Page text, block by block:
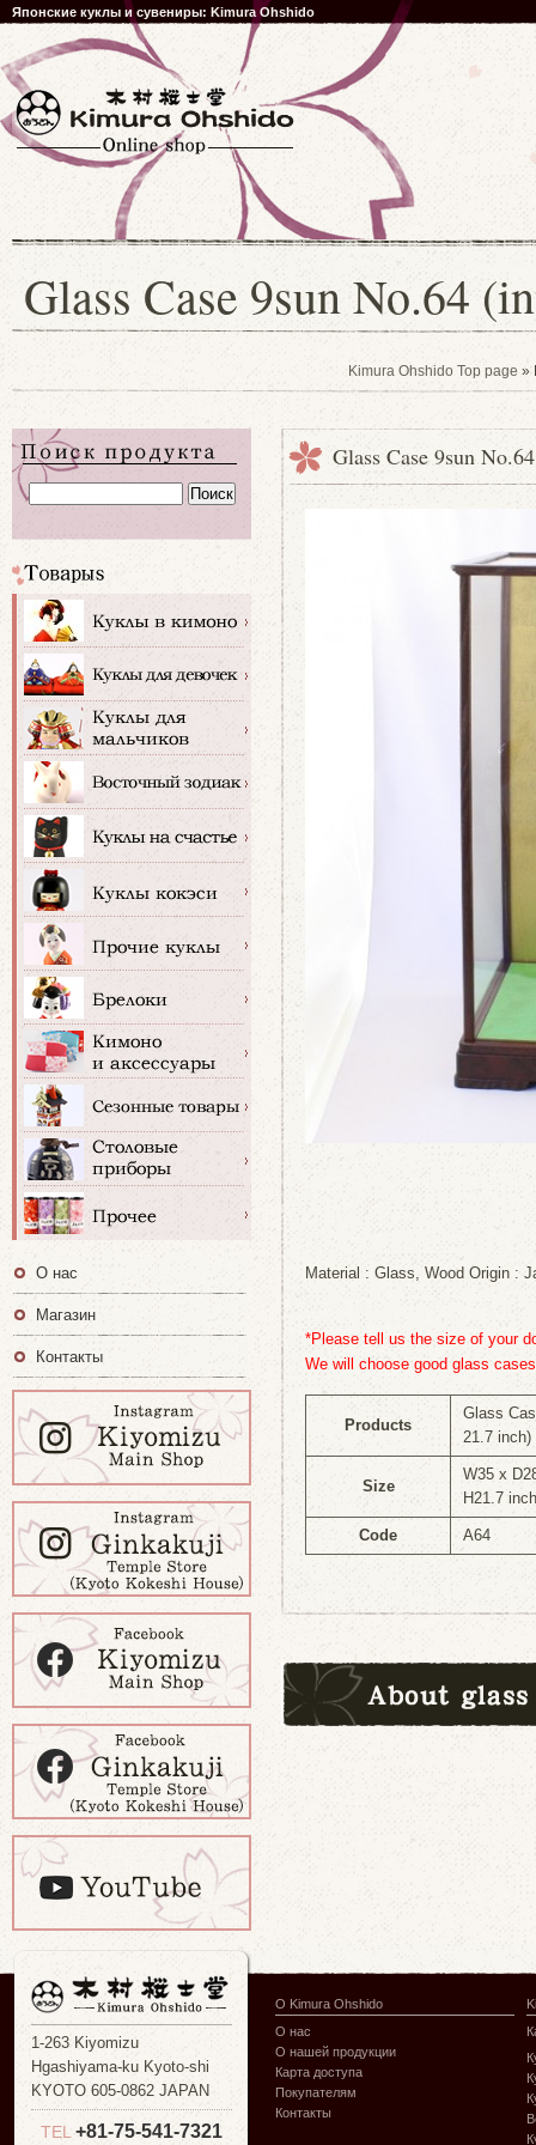
Японские куклы и сувениры: Kimura Ohshido
Glass Case 9sun No.64
Kimura Ohshido Top page »
Glass Case 9sun
Material : Glass, Wood Origin :
*Please tell us the size of your
We will choose good glass
Products
Glass
21.7 inch)
Size
W35 x
H21.7
Code A64
О нас
Магазин
Контакты
1-263 Kiyomizu
Hgashiyama-ku Kyoto-shi
KYOTO 605-0862 JAPAN
TEL +81-75-541-7321
О Kimura Ohshido
О нас
О нашей продукции
Карта доступа
Покупателям
Контакты